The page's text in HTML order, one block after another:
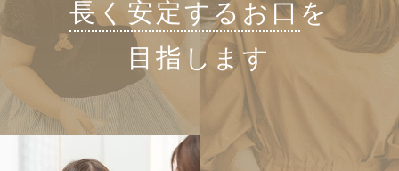
長く安定するお口を
目指します